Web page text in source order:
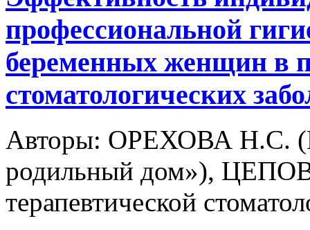
профессиональной
беременных женщин в
стоматологических
Авторы: ОРЕХОВА Н.С.
родильный дом»),
терапевтической